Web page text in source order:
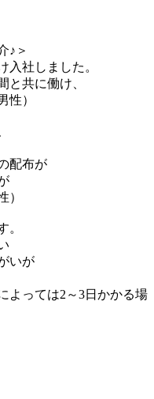
♪＞
入社しました。
共に働け、
性）
配布が
）
。
いが
よっては2～3日かかる場